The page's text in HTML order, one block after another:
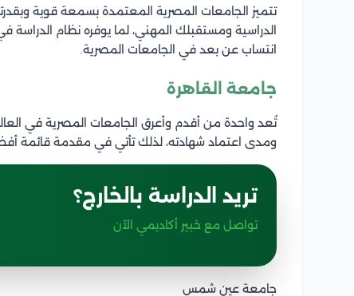
تتميز الجامعات المصرية المعتمدة بسمعة قوية
الدراسية ومستقبلك المهني، لما يوفره نظام
انتساب عن بعد في الجامعات المصرية.
جامعة القاهرة
تُعد واحدة من أقدم وأعرق الجامعات المصرية في
ومدى اعتماد شهادته، لذلك تأتي في مقدمة قائمة
تريد الدراسة بالخارج؟
تواصل مع خبير أكاديمي الآن
جامعة عين شمس